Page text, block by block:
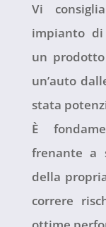
Vi
impianto di
un
un’auto
stata
È
frenante a
della
correre